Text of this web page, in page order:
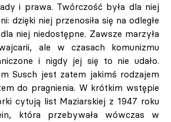
i prawa. Twórczość była dla niej
dzięki niej przenosiła się na odległe
niej niedostępne. Zawsze marzyła
ale w czasach komunizmu
i nigdy jej się to nie udało.
Susch jest zatem jakimś rodzajem
do pragnienia. W krótkim wstępie
cytują list Maziarskiej z 1947 roku
która przebywała wówczas w